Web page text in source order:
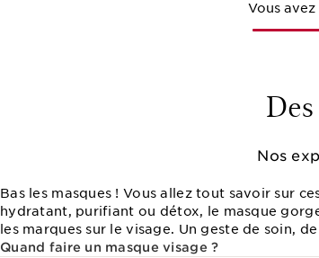
Vous avez
Nos
Bas les masques ! Vous allez tout savoir sur
hydratant, purifiant ou détox, le masque
les marques sur le visage. Un geste de soin,
Quand faire un masque visage ?